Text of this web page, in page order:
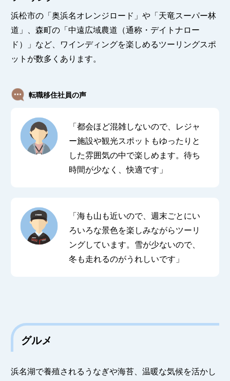
浜松市の「奥浜名オレンジロード」や「天竜スーパー林
道」、森町の「中遠広域農道（通称・デイトナロー
ド）」など、ワインディングを楽しめるツーリングスポ
ットが数多くあります。
転職移住社員の声
「都会ほど混雑しないので、レジャ
ー施設や観光スポットもゆったりと
した雰囲気の中で楽しめます。待ち
時間が少なく、快適です」
「海も山も近いので、週末ごとにい
ろいろな景色を楽しみながらツーリ
ングしています。雪が少ないので、
冬も走れるのがうれしいです」
グルメ
浜名湖で養殖されるうなぎや海苔、温暖な気候を活かし